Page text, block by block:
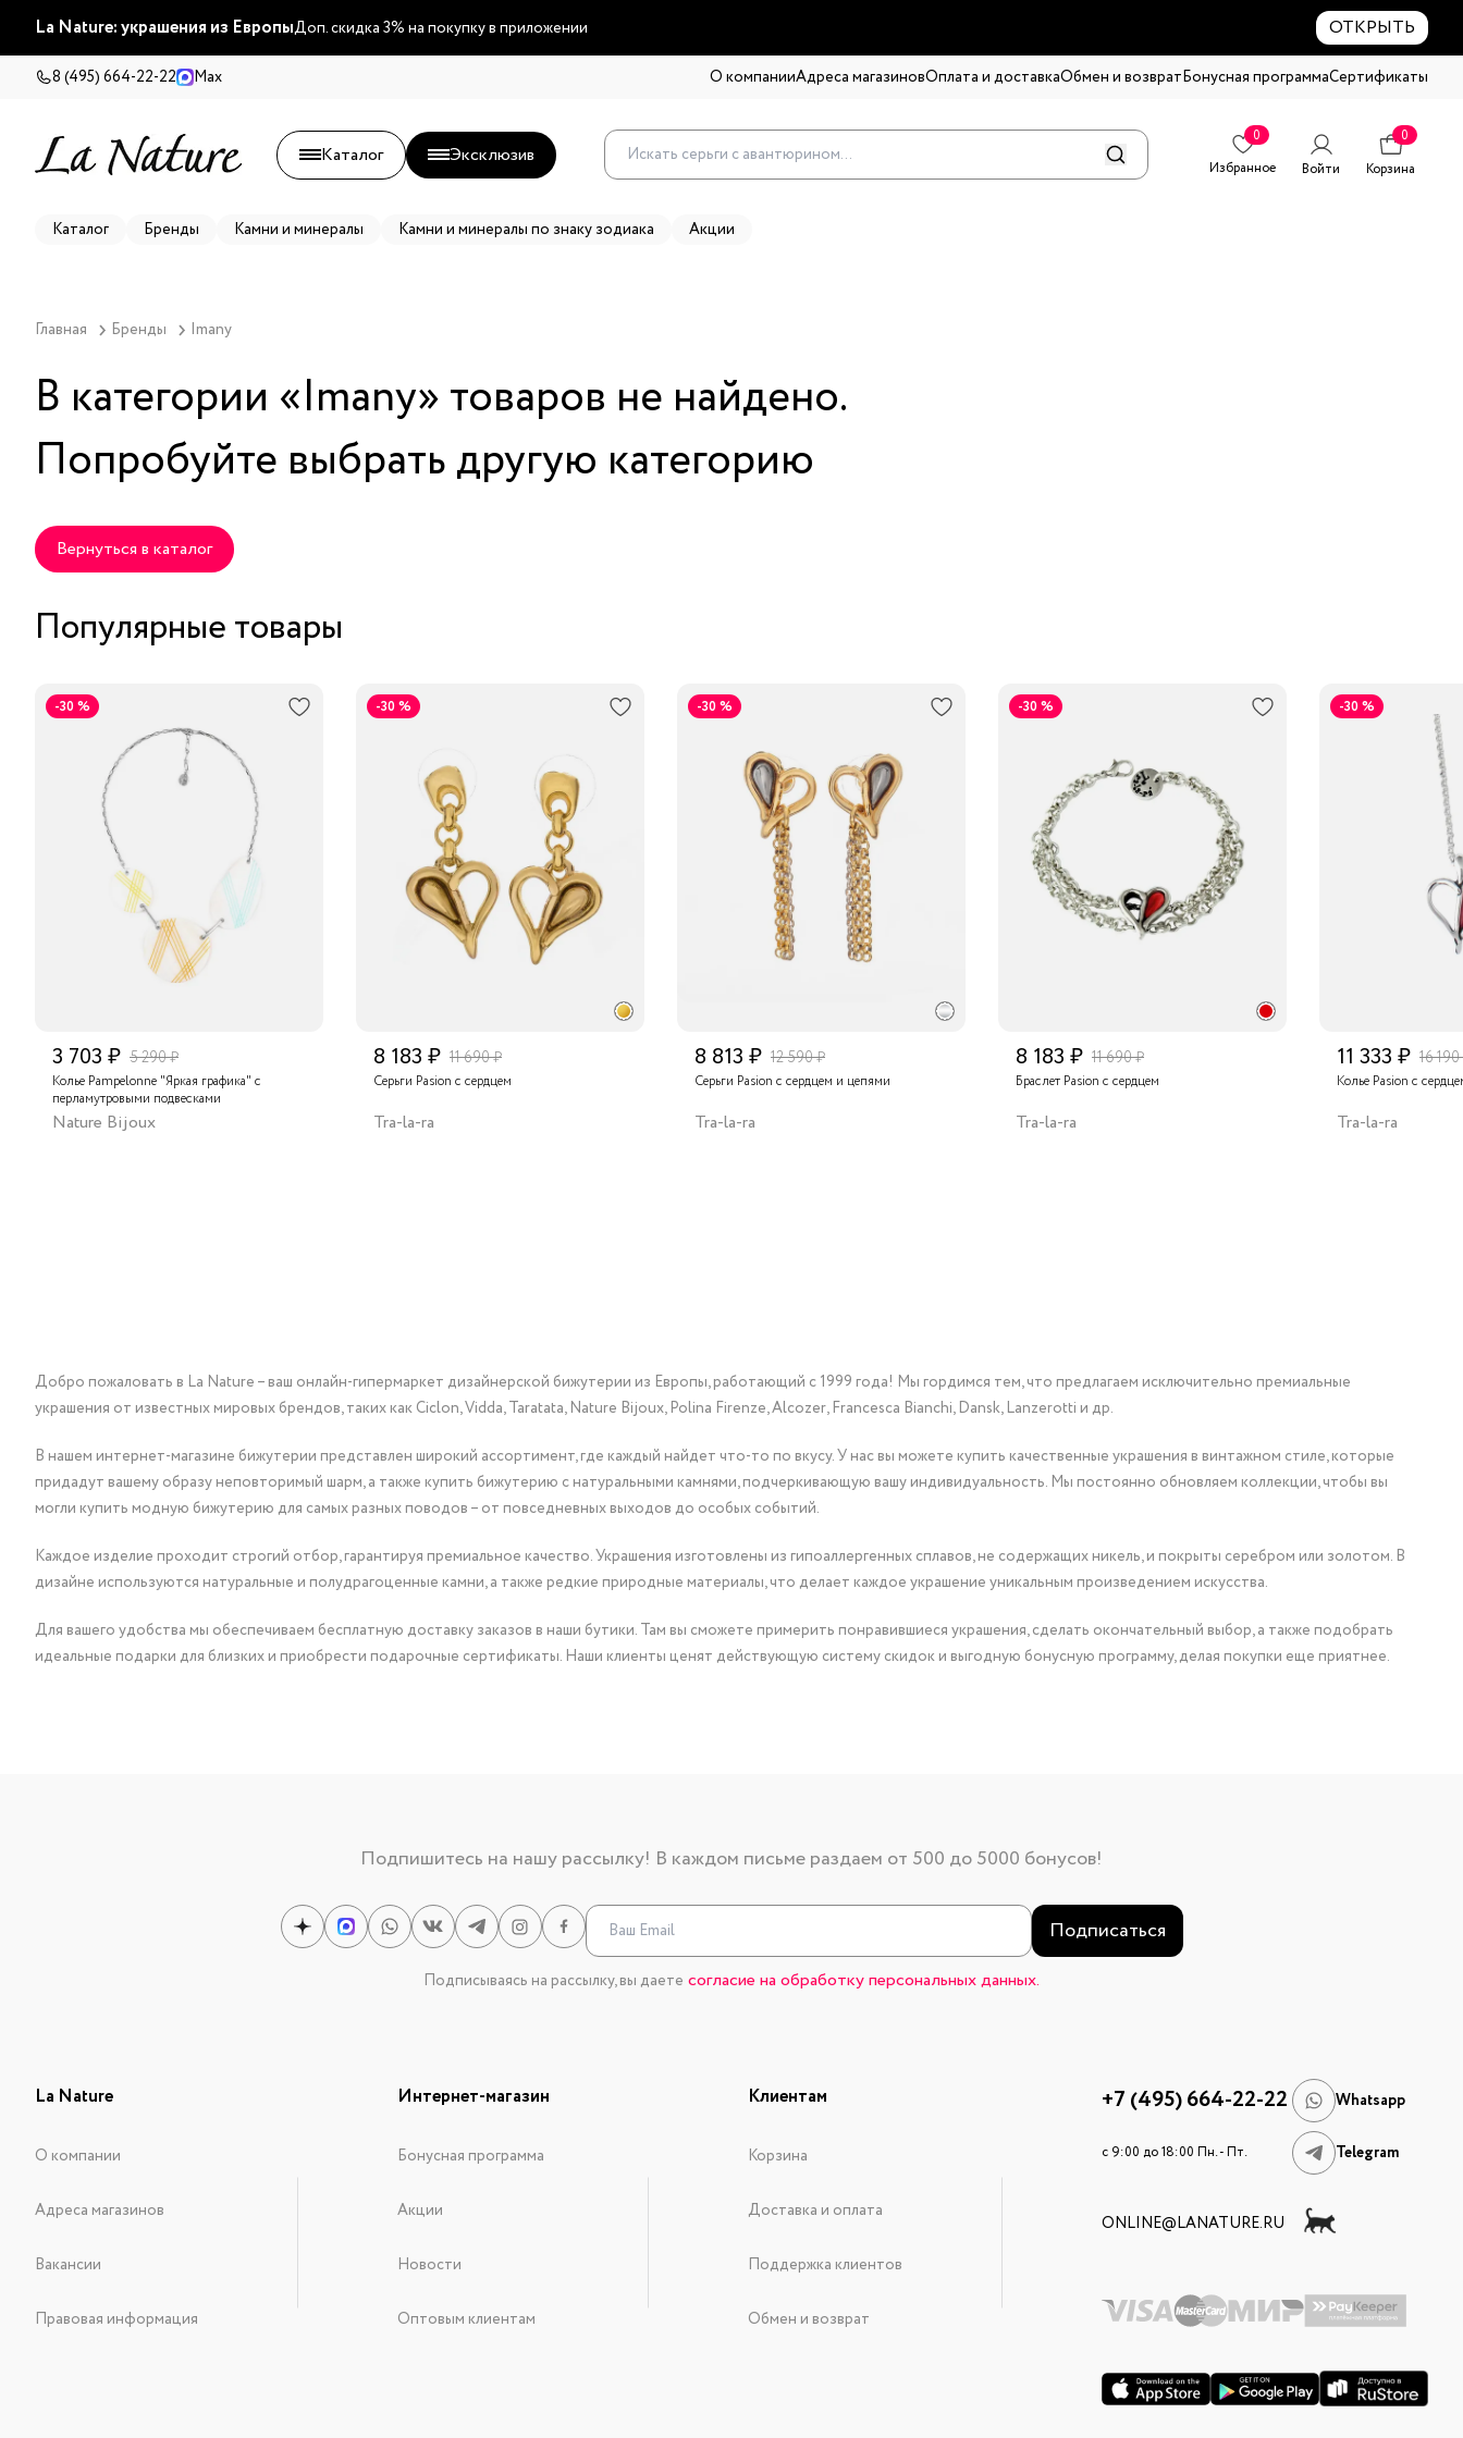
La Nature: украшения из ЕвропыДоп. скидка 3% на покупку в приложении ОТКРЫТЬ
8 (495) 664-22-22 Max О компанииАдреса магазиновОплата и доставкаОбмен и возвратБонусная программаСертификаты
Каталог Эксклюзив
0
Избранное
Войти
0
Корзина
Каталог Бренды Камни и минералы Камни и минералы по знаку зодиака Акции
Главная Бренды Imany
В категории «Imany» товаров не найдено.
Попробуйте выбрать другую категорию
Вернуться в каталог
Популярные товары
-30 %
3 703 ₽ 5 290 ₽
Колье Pampelonne "Яркая графика" с
перламутровыми подвесками
Nature Bijoux
-30 %
8 183 ₽ 11 690 ₽
Серьги Pasion с сердцем
Tra-la-ra
-30 %
8 813 ₽ 12 590 ₽
Серьги Pasion с сердцем и цепями
Tra-la-ra
-30 %
8 183 ₽ 11 690 ₽
Браслет Pasion с сердцем
Tra-la-ra
-30 %
11 333 ₽ 16
Колье Pasion с
Tra-la-ra
Добро пожаловать в La Nature – ваш онлайн-гипермаркет дизайнерской бижутерии из Европы, работающий с 1999 года! Мы гордимся тем, что предлагаем исключительно премиальные
украшения от известных мировых брендов, таких как Ciclon, Vidda, Taratata, Nature Bijoux, Polina Firenze, Alcozer, Francesca Bianchi, Dansk, Lanzerotti и др.
В нашем интернет-магазине бижутерии представлен широкий ассортимент, где каждый найдет что-то по вкусу. У нас вы можете купить качественные украшения в винтажном стиле, которые
придадут вашему образу неповторимый шарм, а также купить бижутерию с натуральными камнями, подчеркивающую вашу индивидуальность. Мы постоянно обновляем коллекции, чтобы вы
могли купить модную бижутерию для самых разных поводов – от повседневных выходов до особых событий.
Каждое изделие проходит строгий отбор, гарантируя премиальное качество. Украшения изготовлены из гипоаллергенных сплавов, не содержащих никель, и покрыты серебром или золотом. В
дизайне используются натуральные и полудрагоценные камни, а также редкие природные материалы, что делает каждое украшение уникальным произведением искусства.
Для вашего удобства мы обеспечиваем бесплатную доставку заказов в наши бутики. Там вы сможете примерить понравившиеся украшения, сделать окончательный выбор, а также подобрать
идеальные подарки для близких и приобрести подарочные сертификаты. Наши клиенты ценят действующую систему скидок и выгодную бонусную программу, делая покупки еще приятнее.
Подпишитесь на нашу рассылку! В каждом письме раздаем от 500 до 5000 бонусов!
Подписаться
Подписываясь на рассылку, вы даете согласие на обработку персональных данных.
La Nature
О компании
Адреса магазинов
Вакансии
Правовая информация
Интернет-магазин
Бонусная программа
Акции
Новости
Оптовым клиентам
Клиентам
Корзина
Доставка и оплата
Поддержка клиентов
Обмен и возврат
+7 (495) 664-22-22 Whatsapp
c 9:00 до 18:00 Пн. - Пт. Telegram
ONLINE@LANATURE.RU